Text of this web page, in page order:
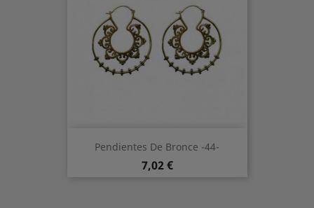
Pendientes De Bronce -44-
Preis
7,02 €